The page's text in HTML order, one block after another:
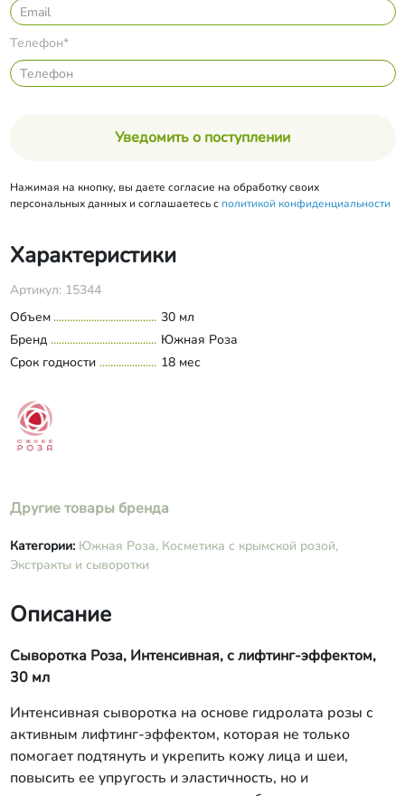
Телефон*
Уведомить о поступлении
Нажимая на кнопку, вы даете согласие на обработку своих
персональных данных и соглашаетесь с политикой конфиденциальности
Характеристики
Артикул: 15344
Объем
30 мл
Бренд
Южная Роза
Срок годности
18 мес
Другие товары бренда
Категории: Южная Роза, Косметика с крымской розой,
Экстракты и сыворотки
Описание
Сыворотка Роза, Интенсивная, с лифтинг-эффектом,
30 мл
Интенсивная сыворотка на основе гидролата розы с
активным лифтинг-эффектом, которая не только
помогает подтянуть и укрепить кожу лица и шеи,
повысить ее упругость и эластичность, но и